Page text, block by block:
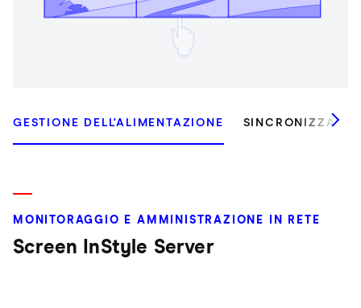
GESTIONE DELL'ALIMENTAZIONE
MONITORAGGIO E AMMINISTRAZIONE IN RETE
Screen InStyle Server